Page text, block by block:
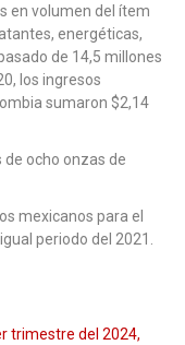
en volumen del ítem
energéticas,
de 14,5 millones
los ingresos
sumaron $2,14
ocho onzas de
mexicanos para el
periodo del 2021.
trimestre del 2024,